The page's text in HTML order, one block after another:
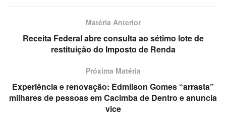
Atual secretário de Saúde do Estado, o médico Geraldo Medeiros ganhou fama
como
Matéria Anterior
Receita Federal abre consulta ao sétimo lote de
restituição do Imposto de Renda
Próxima Matéria
Experiência e renovação: Edmilson Gomes “arrasta”
milhares de pessoas em Cacimba de Dentro e anuncia
vice